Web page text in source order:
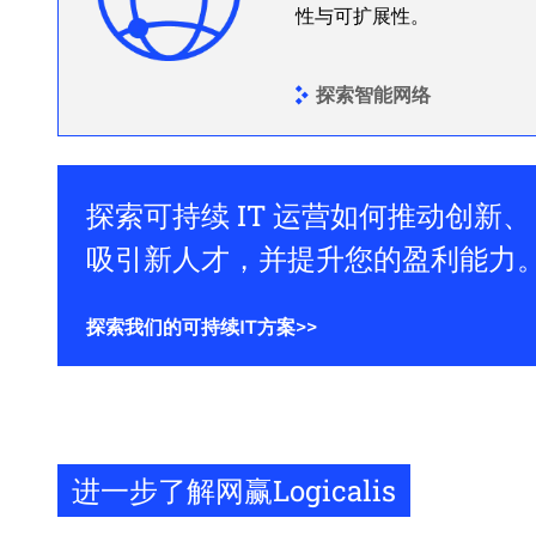
性与可扩展性。
探索智能网络
探索可持续 IT 运营如何推动创新、
吸引新人才，并提升您的盈利能力
探索我们的可持续IT方案>>
进一步了解网赢Logicalis